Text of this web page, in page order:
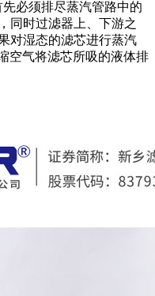
必须排尽蒸汽管路中的
同时过滤器上、下游之
对湿态的滤芯进行蒸汽
空气将滤芯所吸的液体排